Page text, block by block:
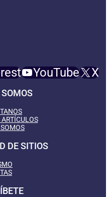
YouTube X
DE SITIOS